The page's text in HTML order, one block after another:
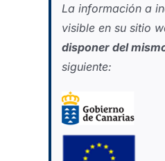
La información a
visible en su sitio
disponer del
siguiente: